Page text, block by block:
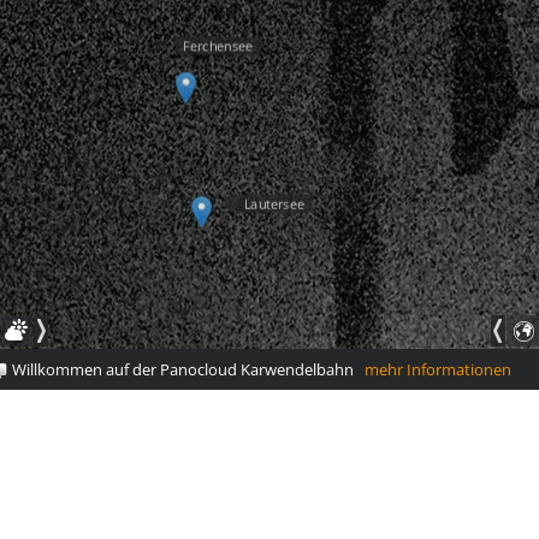
Ferchensee
Lautersee
Willkommen auf der Panocloud Karwendelbahnmehr Informationen